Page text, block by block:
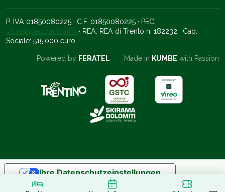
P. IVA 01850080225 · C.F. 01850080225 · PEC:
office@pec.trento.info · REA: REA di Trento n. 182232 · Cap.
Sociale: 515.000 euro
Powered by FERATEL Made in KUMBE with Passion
Hinweis bei Erhebung
Ihre Datenschutzeinstellungen